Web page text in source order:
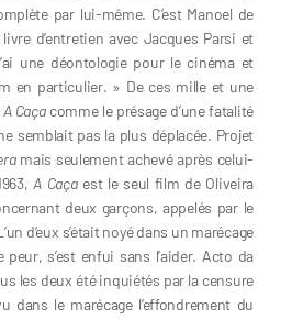
par lui-même. C’est Manoel de
d’entretien avec Jacques Parsi et
une déontologie pour le cinéma et
en particulier. » De ces mille et une
A Caçacomme le présage d’une fatalité
semblait pas la plus déplacée. Projet
mais seulement achevé après celui-
A Caçaest le seul film de Oliveira
deux garçons, appelés par le
d’eux s’était noyé dans un marécage
s’est enfui sans l’aider. Acto da
les deux été inquiétés par la censure
dans le marécage l’effondrement du